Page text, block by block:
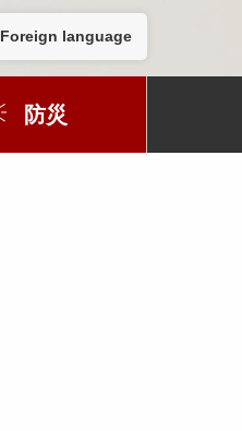
Foreign language
防災